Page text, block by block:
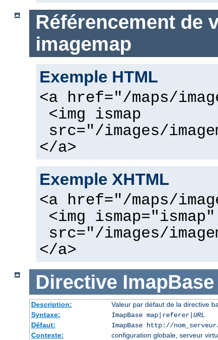
Référencement de
imagemap
Exemple HTML
<a href="/maps/
<img ismap
src="/images/
</a>
Exemple XHTML
<a href="/maps/
<img ismap="ismap"
src="/images/
</a>
Directive ImapBase
Description: Valeur par défaut de la directive
Syntaxe:
ImapBase map|referer| URL
Défaut:
ImapBase http://
Contexte:
configuration globale, serveur